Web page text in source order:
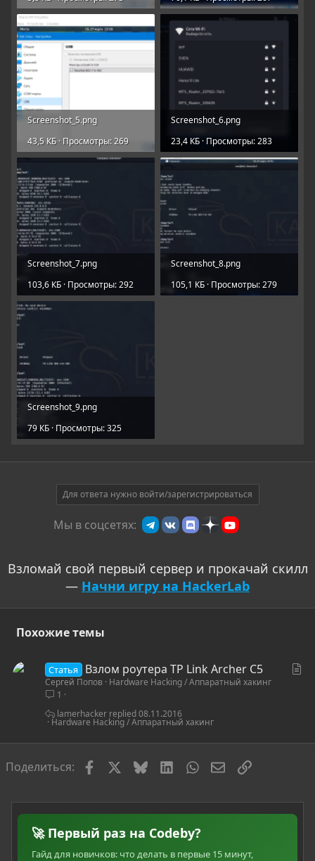
Screenshot_5.png
43,5 КБ · Просмотры: 269
Screenshot_6.png
23,4 КБ · Просмотры: 283
Screenshot_7.png
103,6 КБ · Просмотры: 292
Screenshot_8.png
105,1 КБ · Просмотры: 279
Screenshot_9.png
79 КБ · Просмотры: 325
Для ответа нужно войти/зарегистрироваться
Мы в соцсетях:
Взломай свой первый сервер и прокачай скилл
— Начни игру на HackerLab
Похожие темы
я
Статья Взлом роутера TP Link Archer C5
Сергей Попов Hardware Hacking / Аппаратный хакинг
1
Hardware Hacking / Аппаратный хакинг
08.11.2016
lamerhacker
Поделиться: FacebookBlueskyLinkedInWhatsAppЭлектронная
Ссылка
🚀 Первый раз на Codeby?
Гайд для новичков: что делать в первые 15 минут,